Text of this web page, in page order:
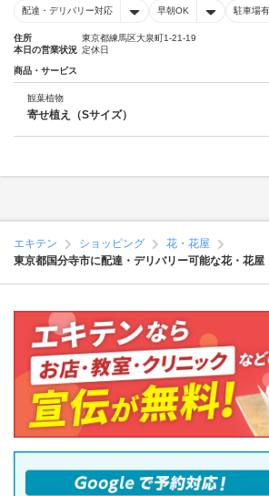
配達・デリバリー対応 早朝OK 駐車場有
住所
東京都練馬区大泉町1-21-19
本日の営業状況 定休日
商品・サービス
観葉植物
寄せ植え（Sサイズ）
エキテン ショッピング
花・花屋
東京都国分寺市に配達・デリバリー可能な花・花屋